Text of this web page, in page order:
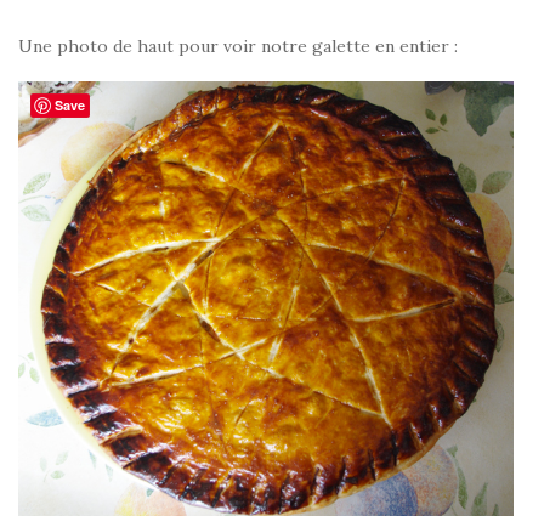
Une photo de haut pour voir notre galette en entier :
Save